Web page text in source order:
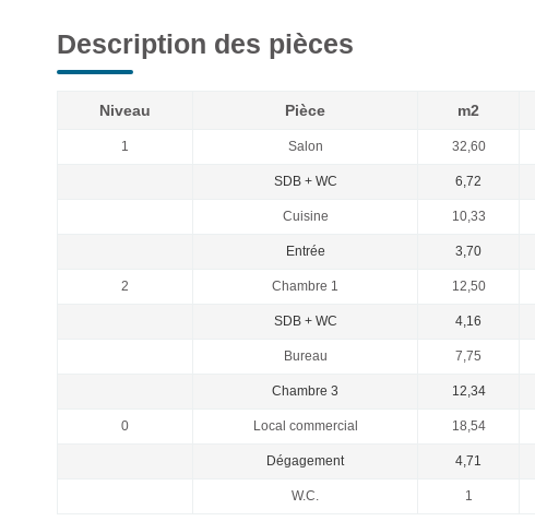
Description des pièces
Niveau Pièce m2
1 Salon 32,60
SDB + WC 6,72
Cuisine 10,33
Entrée 3,70
2 Chambre 1 12,50
SDB + WC 4,16
Bureau 7,75
Chambre 3 12,34
0 Local commercial 18,54
Dégagement 4,71
W.C. 1